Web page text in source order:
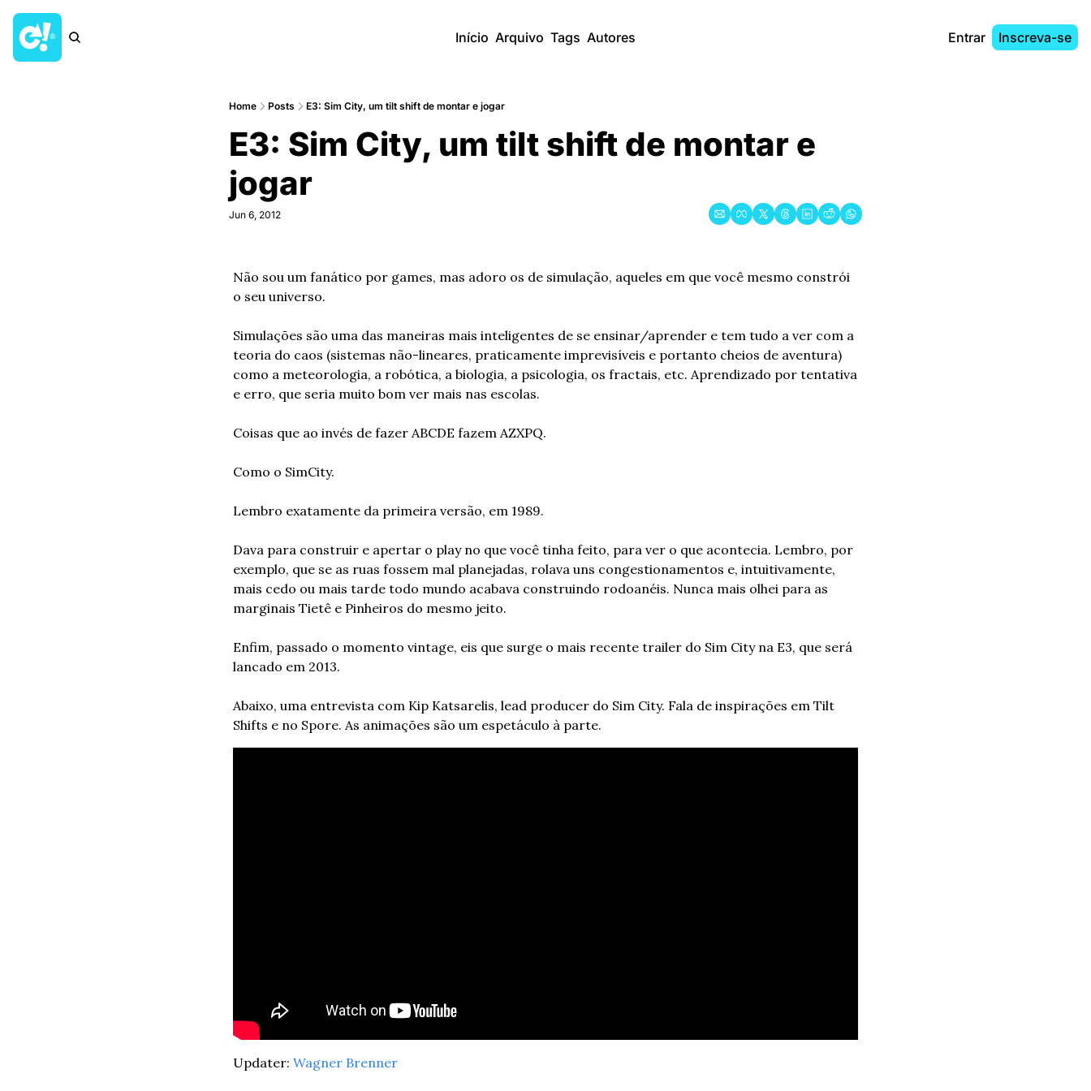
Início Arquivo Tags Autores Entrar Inscreva-se
Home Posts E3: Sim City, um tilt shift de montar e jogar
E3: Sim City, um tilt shift de montar e
jogar
Jun 6, 2012
Não sou um fanático por games, mas adoro os de simulação, aqueles em que você mesmo constrói
o seu universo.
Simulações são uma das maneiras mais inteligentes de se ensinar/aprender e tem tudo a ver com a
teoria do caos (sistemas não-lineares, praticamente imprevisíveis e portanto cheios de aventura)
como a meteorologia, a robótica, a biologia, a psicologia, os fractais, etc. Aprendizado por tentativa
e erro, que seria muito bom ver mais nas escolas.
Coisas que ao invés de fazer ABCDE fazem AZXPQ.
Como o SimCity.
Lembro exatamente da primeira versão, em 1989.
Dava para construir e apertar o play no que você tinha feito, para ver o que acontecia. Lembro, por
exemplo, que se as ruas fossem mal planejadas, rolava uns congestionamentos e, intuitivamente,
mais cedo ou mais tarde todo mundo acabava construindo rodoanéis. Nunca mais olhei para as
marginais Tietê e Pinheiros do mesmo jeito.
Enfim, passado o momento vintage, eis que surge o mais recente trailer do Sim City na E3, que será
lancado em 2013.
Abaixo, uma entrevista com Kip Katsarelis, lead producer do Sim City. Fala de inspirações em Tilt
Shifts e no Spore. As animações são um espetáculo à parte.
Updater: Wagner Brenner